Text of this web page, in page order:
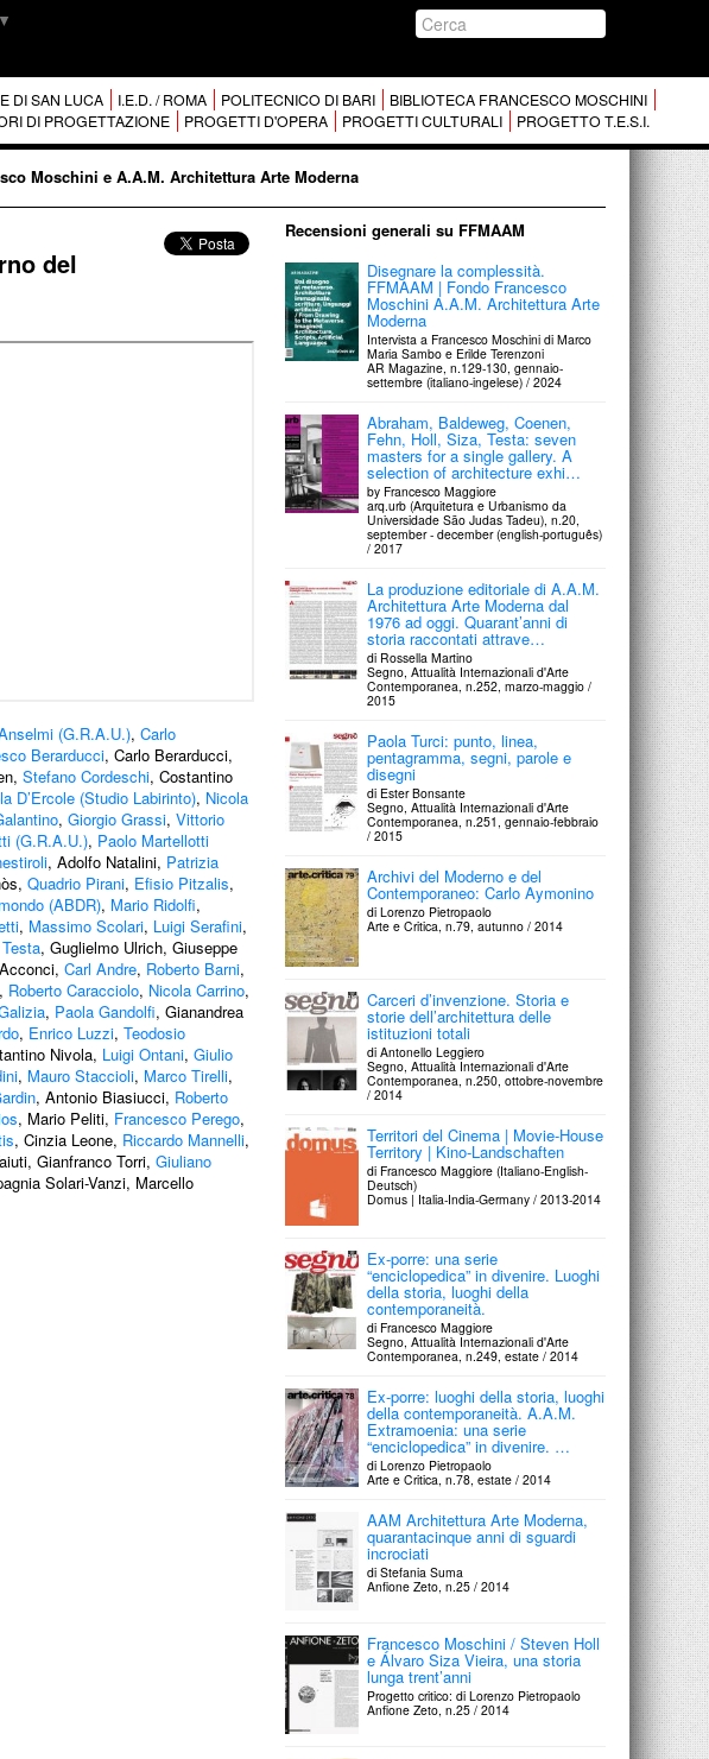
▼
DI SAN LUCA I.E.D. / ROMA POLITECNICO DI BARI
BIBLIOTECA FRANCESCO MOSCHINI
DI PROGETTAZIONE PROGETTI D'OPERA PROGETTI CULTURALI PROGETTO T.E.S.I.
Moschini e A.A.M. Architettura Arte Moderna
del
(G.R.A.U.), Carlo
Berarducci, Carlo Berarducci,
Stefano Cordeschi, Costantino
D’Ercole (Studio Labirinto), Nicola
, Giorgio Grassi, Vittorio
(G.R.A.U.), Paolo Martellotti
, Adolfo Natalini, Patrizia
Quadrio Pirani, Efisio Pitzalis,
(ABDR), Mario Ridolfi,
, Massimo Scolari, Luigi Serafini,
, Guglielmo Ulrich, Giuseppe
Carl Andre, Roberto Barni,
, Roberto Caracciolo, Nicola Carrino,
, Paola Gandolfi, Gianandrea
, Enrico Luzzi, Teodosio
Nivola, Luigi Ontani, Giulio
, Mauro Staccioli, Marco Tirelli,
, Antonio Biasiucci, Roberto
, Mario Peliti, Francesco Perego,
, Cinzia Leone, Riccardo Mannelli,
Gianfranco Torri, Giuliano
Solari-Vanzi, Marcello
Recensioni generali su FFMAAM
Disegnare la complessità.
FFMAAM | Fondo Francesco
Moschini A.A.M. Architettura Arte
Moderna
Intervista a Francesco Moschini di Marco
Maria Sambo e Erilde Terenzoni
AR Magazine, n.129-130, gennaio-
settembre (italiano-ingelese) / 2024
Abraham, Baldeweg, Coenen,
Fehn, Holl, Siza, Testa: seven
masters for a single gallery. A
selection of architecture exhi…
by Francesco Maggiore
arq.urb (Arquitetura e Urbanismo da
Universidade São Judas Tadeu), n.20,
september - december (english-português)
/ 2017
La produzione editoriale di A.A.M.
Architettura Arte Moderna dal
1976 ad oggi. Quarant’anni di
storia raccontati attrave…
di Rossella Martino
Segno, Attualità Internazionali d'Arte
Contemporanea, n.252, marzo-maggio /
2015
Paola Turci: punto, linea,
pentagramma, segni, parole e
disegni
di Ester Bonsante
Segno, Attualità Internazionali d'Arte
Contemporanea, n.251, gennaio-febbraio
/ 2015
Archivi del Moderno e del
Contemporaneo: Carlo Aymonino
di Lorenzo Pietropaolo
Arte e Critica, n.79, autunno / 2014
Carceri d’invenzione. Storia e
storie dell’architettura delle
istituzioni totali
di Antonello Leggiero
Segno, Attualità Internazionali d'Arte
Contemporanea, n.250, ottobre-novembre
/ 2014
Territori del Cinema | Movie-House
Territory | Kino-Landschaften
di Francesco Maggiore (Italiano-English-
Deutsch)
Domus | Italia-India-Germany / 2013-2014
Ex-porre: una serie
“enciclopedica” in divenire. Luoghi
della storia, luoghi della
contemporaneità.
di Francesco Maggiore
Segno, Attualità Internazionali d'Arte
Contemporanea, n.249, estate / 2014
Ex-porre: luoghi della storia, luoghi
della contemporaneità. A.A.M.
Extramoenia: una serie
“enciclopedica” in divenire. …
di Lorenzo Pietropaolo
Arte e Critica, n.78, estate / 2014
AAM Architettura Arte Moderna,
quarantacinque anni di sguardi
incrociati
di Stefania Suma
Anfione Zeto, n.25 / 2014
Francesco Moschini / Steven Holl
e Álvaro Siza Vieira, una storia
lunga trent’anni
Progetto critico: di Lorenzo Pietropaolo
Anfione Zeto, n.25 / 2014